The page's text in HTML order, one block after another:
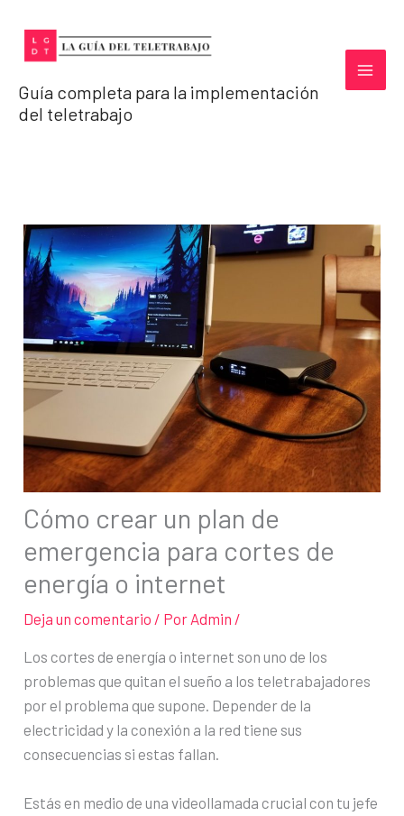
contenido
Guía completa para la implementación
del teletrabajo
Cómo crear un plan de
emergencia para cortes de
energía o internet
Deja un comentario / Por Admin /
Los cortes de energía o internet son uno de los
problemas que quitan el sueño a los teletrabajadores
por el problema que supone. Depender de la
electricidad y la conexión a la red tiene sus
consecuencias si estas fallan.
Estás en medio de una videollamada crucial con tu jefe